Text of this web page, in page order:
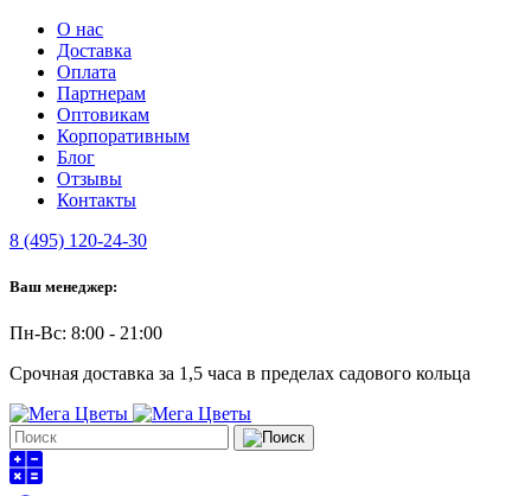
О нас
Доставка
Оплата
Партнерам
Оптовикам
Корпоративным
Блог
Отзывы
Контакты
8 (495) 120-24-30
Ваш менеджер:
Пн-Вс: 8:00 - 21:00
Срочная доставка за 1,5 часа в пределах садового кольца